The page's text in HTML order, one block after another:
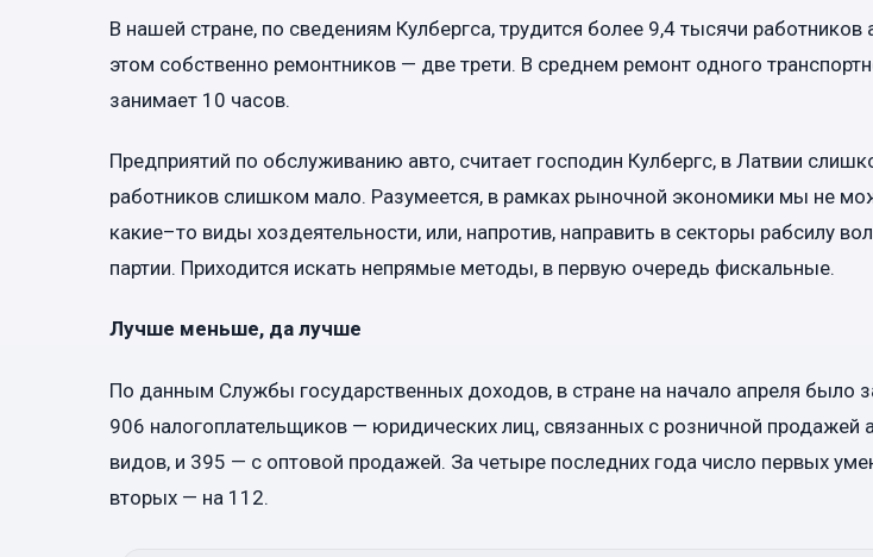
В нашей стране, по сведениям Кулбергса, трудится более 9,4 тысячи работников
этом собственно ремонтников — две трети. В среднем ремонт одного
занимает 10 часов.
Предприятий по обслуживанию авто, считает господин Кулбергс, в Латвии
работников слишком мало. Разумеется, в рамках рыночной экономики мы не
какие–то виды хоздеятельности, или, напротив, направить в секторы рабсилу
партии. Приходится искать непрямые методы, в первую очередь фискальные.
Лучше меньше, да лучше
По данным Службы государственных доходов, в стране на начало апреля было
906 налогоплательщиков — юридических лиц, связанных с розничной продажей
видов, и 395 — с оптовой продажей. За четыре последних года число первых
вторых — на 112.